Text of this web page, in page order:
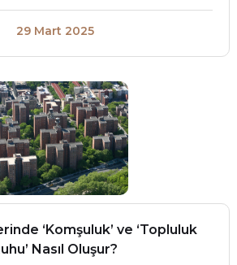
29 Mart 2025
‘Komşuluk’ ve ‘Topluluk
Nasıl Oluşur?